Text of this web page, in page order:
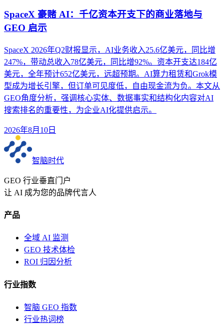
SpaceX 豪赌 AI：千亿资本开支下的商业落地与
GEO 启示
SpaceX 2026年Q2财报显示，AI业务收入25.6亿美元，同比增
247%，带动总收入78亿美元，同比增92%。资本开支达184亿
美元，全年预计652亿美元，远超预期。AI算力租赁和Grok模
型成为增长引擎，但订单可见度低，自由现金流为负。本文从
GEO角度分析，强调核心实体、数据事实和结构化内容对AI
搜索排名的重要性，为企业AI化提供启示。
2026年8月10日
智脑时代
GEO 行业垂直门户
让 AI 成为您的品牌代言人
产品
全域 AI 监测
GEO 技术体检
ROI 归因分析
行业指数
智脑 GEO 指数
行业热词榜